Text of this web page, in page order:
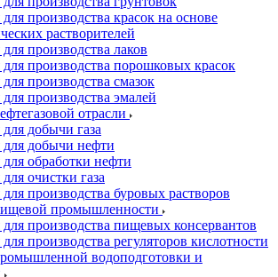
производства красок на основе
растворителей
производства лаков
производства порошковых красок
производства смазок
производства эмалей
отрасли
добычи газа
добычи нефти
обработки нефти
очистки газа
производства буровых растворов
промышленности
производства пищевых консервантов
производства регуляторов кислотности
водоподготовки и